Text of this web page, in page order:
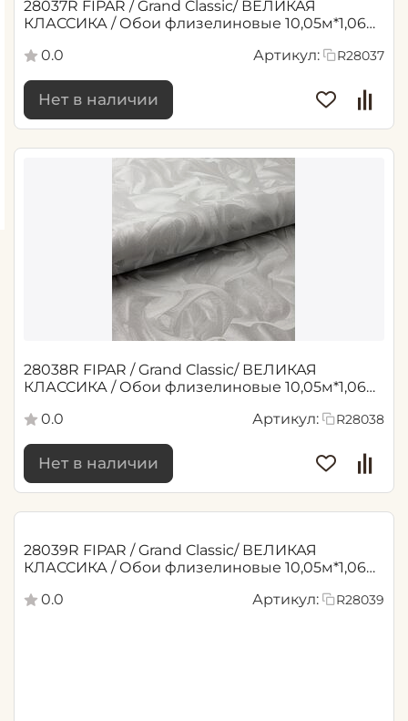
28037R FIPAR / Grand Classic/ ВЕЛИКАЯ
КЛАССИКА / Обои флизелиновые 10,05м*1,06м
0.0
Артикул: R28037
Нет в наличии
28038R FIPAR / Grand Classic/ ВЕЛИКАЯ
КЛАССИКА / Обои флизелиновые 10,05м*1,06м
0.0
Артикул: R28038
Нет в наличии
28039R FIPAR / Grand Classic/ ВЕЛИКАЯ
КЛАССИКА / Обои флизелиновые 10,05м*1,06м
0.0
Артикул: R28039